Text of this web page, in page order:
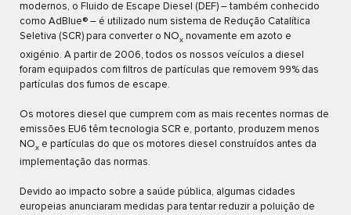
modernos, o Fluido de Escape Diesel (DEF) – também conhecido
como AdBlue® – é utilizado num sistema de Redução Catalítica
Seletiva (SCR) para converter o NOx novamente em azoto e
oxigénio. A partir de 2006, todos os nossos veículos a diesel
foram equipados com filtros de partículas que removem 99% das
partículas dos fumos de escape.
Os motores diesel que cumprem com as mais recentes normas de
emissões EU6 têm tecnologia SCR e, portanto, produzem menos
NOx e partículas do que os motores diesel construídos antes da
implementação das normas.
Devido ao impacto sobre a saúde pública, algumas cidades
europeias anunciaram medidas para tentar reduzir a poluição de